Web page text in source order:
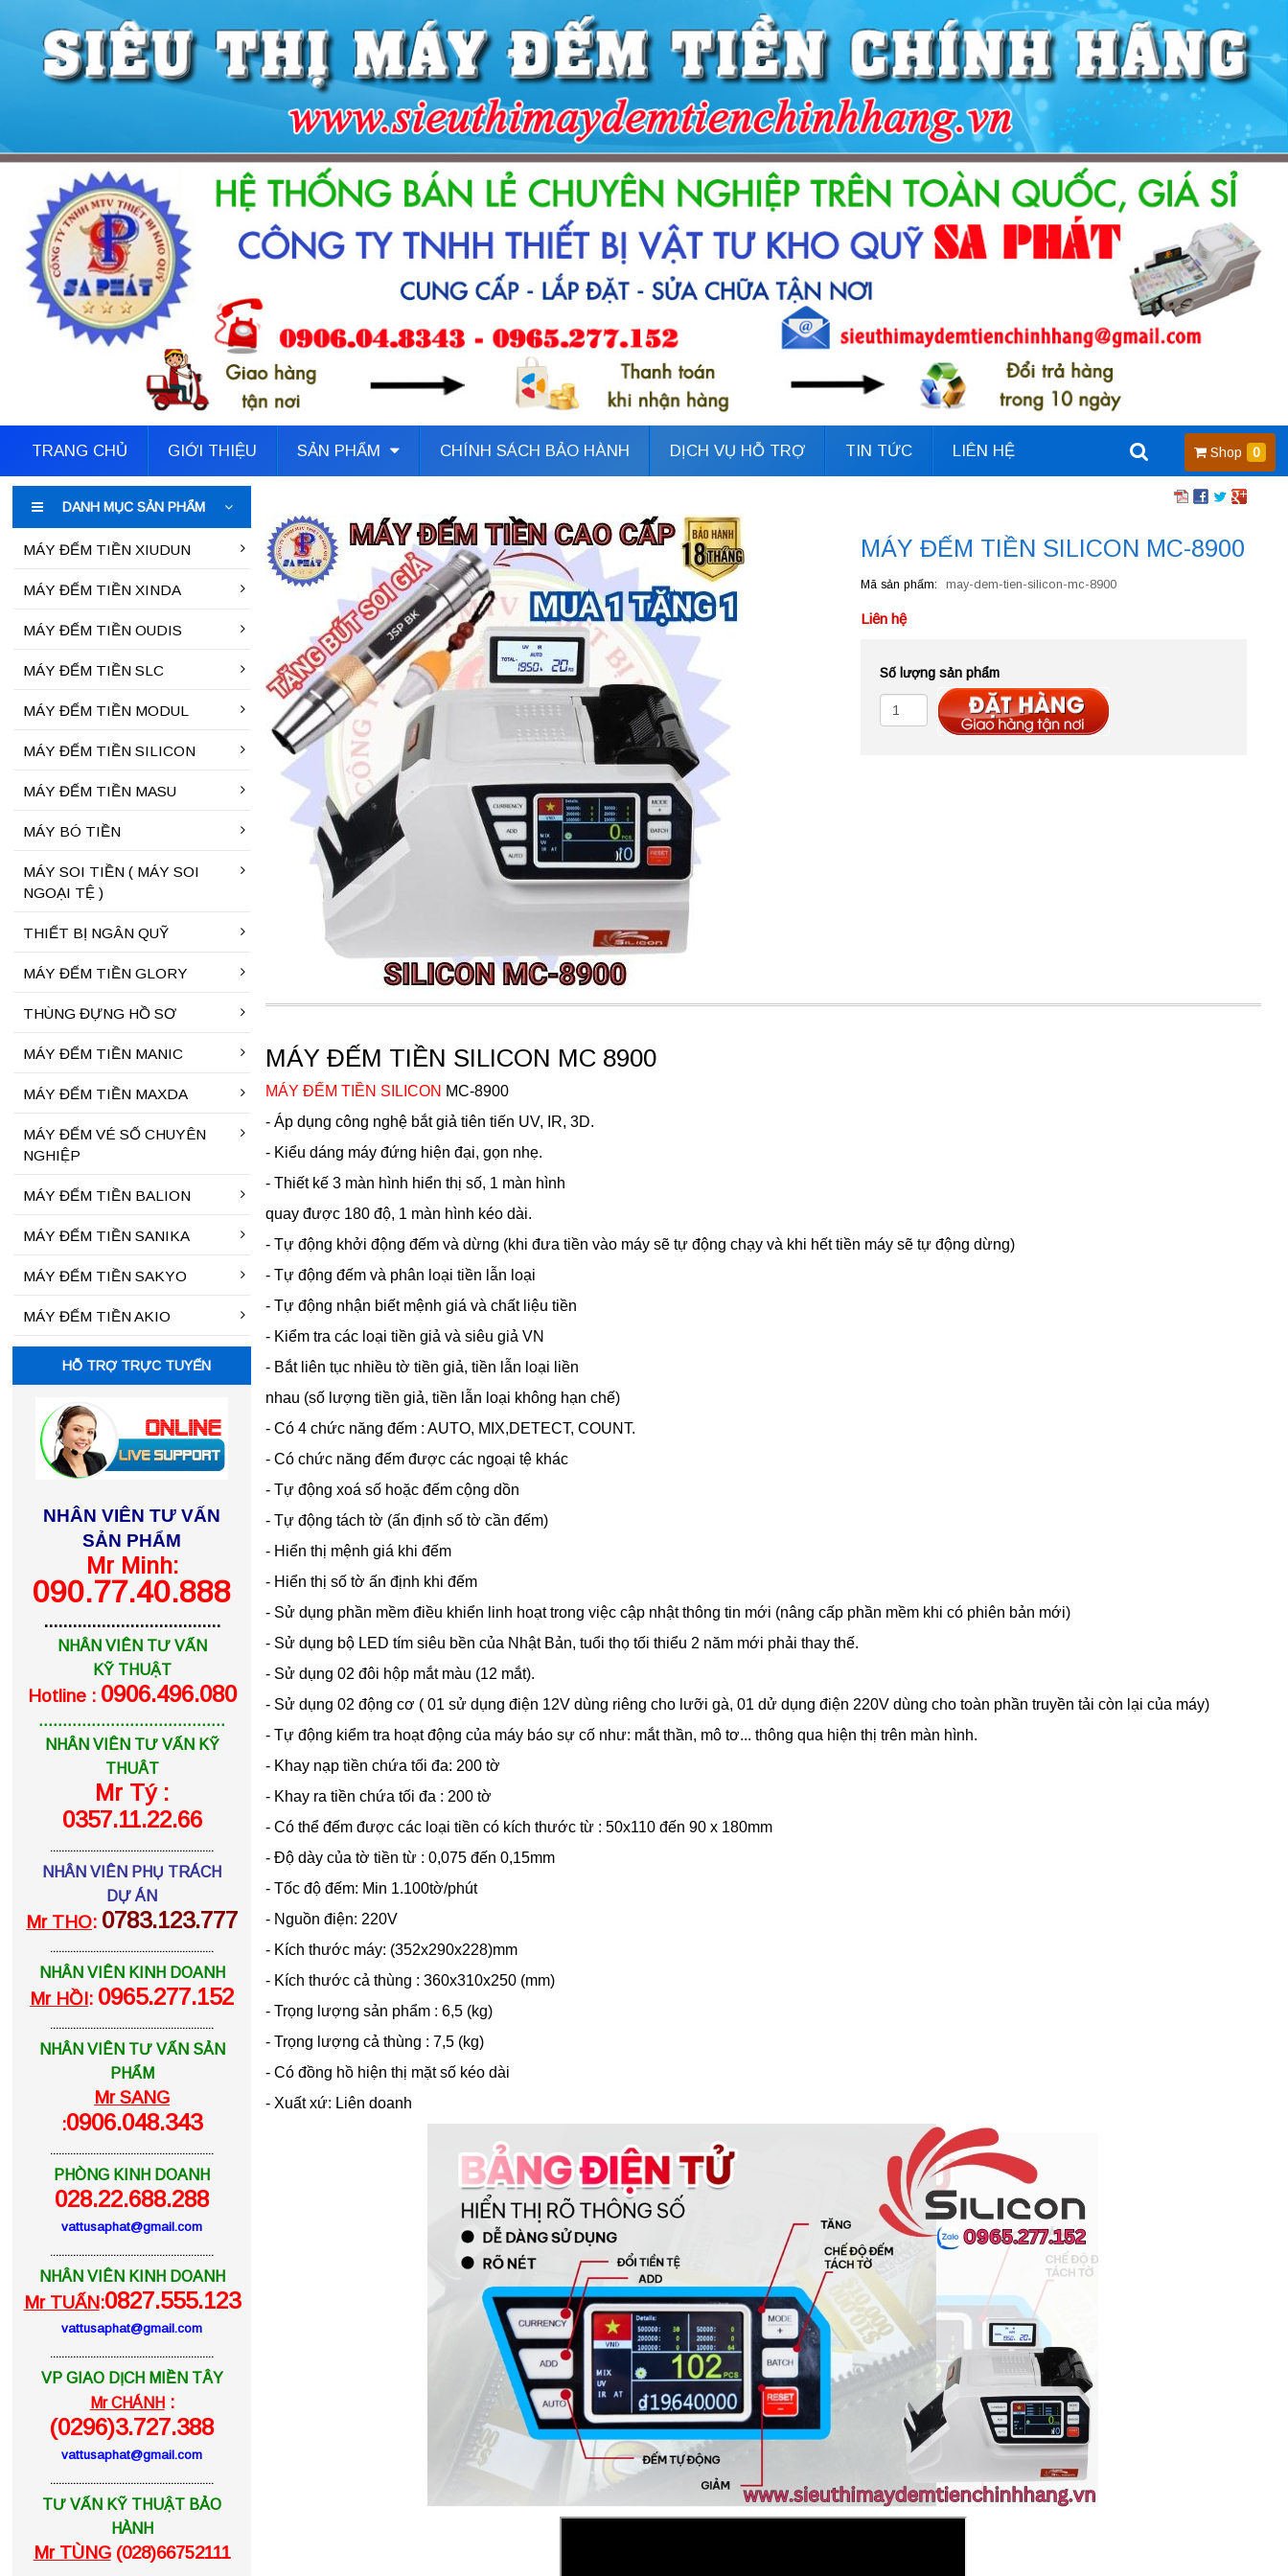
TRANG CHỦ GIỚI THIỆU SẢN PHẨM CHÍNH SÁCH BẢO HÀNH DỊCH VỤ HỖ TRỢ TIN TỨC LIÊN HỆ Shop 0
MÁY ĐẾM TIỀN SILICON MC-8900
Mã sản phẩm may-dem-tien-silicon-mc-8900
Liên hệ
Số lượng sản phẩm
Đặt hàng
MÁY ĐẾM TIỀN SILICON MC 8900
MÁY ĐẾM TIỀN SILICON MC-8900
- Áp dụng công nghệ bắt giả tiên tiến UV, IR, 3D.
- Kiểu dáng máy đứng hiện đại, gọn nhẹ.
- Thiết kế 3 màn hình hiển thị số, 1 màn hình
quay được 180 độ, 1 màn hình kéo dài.
- Tự động khởi động đếm và dừng (khi đưa tiền vào máy sẽ tự động chạy và khi hết tiền máy sẽ tự động dừng)
- Tự động đếm và phân loại tiền lẫn loại
- Tự động nhận biết mệnh giá và chất liệu tiền
- Kiểm tra các loại tiền giả và siêu giả VN
- Bắt liên tục nhiều tờ tiền giả, tiền lẫn loại liền
nhau (số lượng tiền giả, tiền lẫn loại không hạn chế)
- Có 4 chức năng đếm : AUTO, MIX,DETECT, COUNT.
- Có chức năng đếm được các ngoại tệ khác
- Tự động xoá số hoặc đếm cộng dồn
- Tự động tách tờ (ấn định số tờ cần đếm)
- Hiển thị mệnh giá khi đếm
- Hiển thị số tờ ấn định khi đếm
- Sử dụng phần mềm điều khiển linh hoạt trong việc cập nhật thông tin mới (nâng cấp phần mềm khi có phiên bản mới)
- Sử dụng bộ LED tím siêu bền của Nhật Bản, tuổi thọ tối thiểu 2 năm mới phải thay thế.
- Sử dụng 02 đôi hộp mắt màu (12 mắt).
- Sử dụng 02 động cơ ( 01 sử dụng điện 12V dùng riêng cho lưỡi gà, 01 dử dụng điện 220V dùng cho toàn phần truyền tải còn lại của máy)
- Tự động kiểm tra hoạt động của máy báo sự cố như: mắt thần, mô tơ... thông qua hiện thị trên màn hình.
- Khay nạp tiền chứa tối đa: 200 tờ
- Khay ra tiền chứa tối đa : 200 tờ
- Có thể đếm được các loại tiền có kích thước từ : 50x110 đến 90 x 180mm
- Độ dày của tờ tiền từ : 0,075 đến 0,15mm
- Tốc độ đếm: Min 1.100tờ/phút
- Nguồn điện: 220V
- Kích thước máy: (352x290x228)mm
- Kích thước cả thùng : 360x310x250 (mm)
- Trọng lượng sản phẩm : 6,5 (kg)
- Trọng lượng cả thùng : 7,5 (kg)
- Có đồng hồ hiện thị mặt số kéo dài
- Xuất xứ: Liên doanh
DANH MỤC SẢN PHẨM
MÁY ĐẾM TIỀN XIUDUN
MÁY ĐẾM TIỀN XINDA
MÁY ĐẾM TIỀN OUDIS
MÁY ĐẾM TIỀN SLC
MÁY ĐẾM TIỀN MODUL
MÁY ĐẾM TIỀN SILICON
MÁY ĐẾM TIỀN MASU
MÁY BÓ TIỀN
MÁY SOI TIỀN ( MÁY SOI
NGOẠI TỆ )
THIẾT BỊ NGÂN QUỸ
MÁY ĐẾM TIỀN GLORY
THÙNG ĐỰNG HỒ SƠ
MÁY ĐẾM TIỀN MANIC
MÁY ĐẾM TIỀN MAXDA
MÁY ĐẾM VÉ SỐ CHUYÊN
NGHIỆP
MÁY ĐẾM TIỀN BALION
MÁY ĐẾM TIỀN SANIKA
MÁY ĐẾM TIỀN SAKYO
MÁY ĐẾM TIỀN AKIO
HỖ TRỢ TRỰC TUYẾN
NHÂN VIÊN TƯ VẤN
SẢN PHẨM
Mr Minh:
090.77.40.888
.....................................
NHÂN VIÊN TƯ VẤN
KỸ THUẬT
Hotline : 0906.496.080
.......................................
NHÂN VIÊN TƯ VẤN KỸ
THUÂT
Mr Tý :
0357.11.22.66
.........................................................
NHÂN VIÊN PHỤ TRÁCH
DỰ ÁN
Mr THO: 0783.123.777
.........................................................
NHÂN VIÊN KINH DOANH
Mr HỒI: 0965.277.152
.........................................................
NHÂN VIÊN TƯ VẤN SẢN
PHẨM
Mr SANG
:0906.048.343
.........................................................
PHÒNG KINH DOANH
028.22.688.288
vattusaphat@gmail.com
.........................................................
NHÂN VIÊN KINH DOANH
Mr TUẤN:0827.555.123
vattusaphat@gmail.com
.........................................................
VP GIAO DỊCH MIỀN TÂY
Mr CHÁNH:
(0296)3.727.388
vattusaphat@gmail.com
.........................................................
TƯ VẤN KỸ THUẬT BẢO
HÀNH
Mr TÙNG(028)66752111